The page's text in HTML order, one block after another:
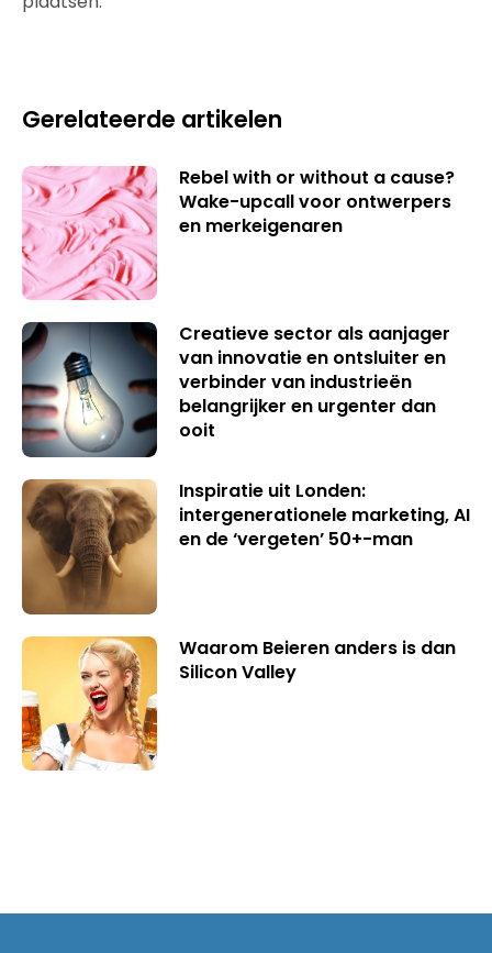
Gerelateerde artikelen
Rebel with or without a cause?
Wake-upcall voor ontwerpers
en merkeigenaren
Creatieve sector als aanjager
van innovatie en ontsluiter en
verbinder van industrieën
belangrijker en urgenter dan
ooit
Inspiratie uit Londen:
intergenerationele marketing, AI
en de ‘vergeten’ 50+-man
Waarom Beieren anders is dan
Silicon Valley